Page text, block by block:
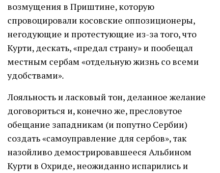
возмущения в Приштине, которую
спровоцировали косовские оппозиционеры,
негодующие и протестующие из-за того, что
Курти, дескать, «предал страну» и пообещал
местным сербам «отдельную жизнь со всеми
удобствами».
Лояльность и ласковый тон, деланное желание
договориться и, конечно же, пресловутое
обещание западникам (и попутно Сербии)
создать «самоуправление для сербов», так
назойливо демострировавшееся Альбином
Курти в Охриде, неожиданно испарились и